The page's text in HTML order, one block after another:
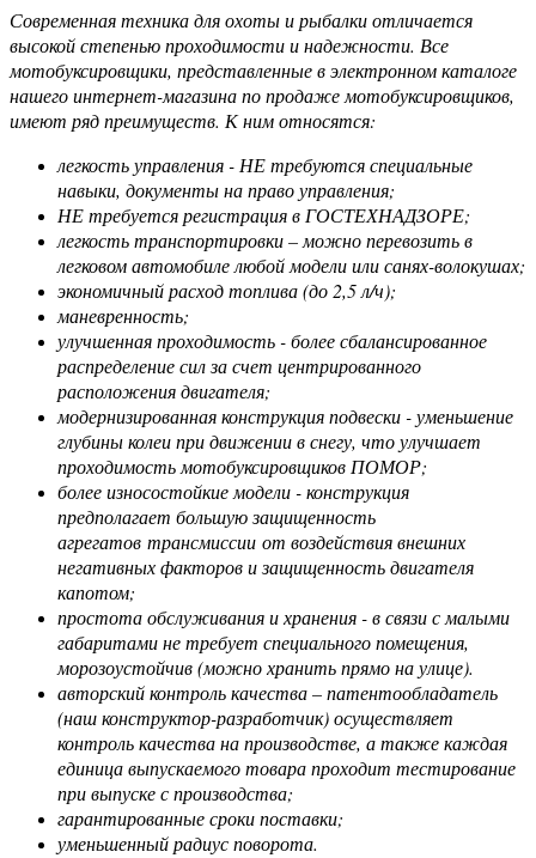
Современная техника для охоты и рыбалки отличается
высокой степенью проходимости и надежности. Все
мотобуксировщики, представленные в электронном каталоге
нашего интернет-магазина по продаже мотобуксировщиков,
имеют ряд преимуществ. К ним относятся:
легкость управления - НЕ требуются специальные
навыки, документы на право управления;
НЕ требуется регистрация в ГОСТЕХНАДЗОРЕ;
легкость транспортировки – можно перевозить в
легковом автомобиле любой модели или санях-волокушах;
экономичный расход топлива (до 2,5 л/ч);
маневренность;
улучшенная проходимость - более сбалансированное
распределение сил за счет центрированного
расположения двигателя;
модернизированная конструкция подвески - уменьшение
глубины колеи при движении в снегу, что улучшает
проходимость мотобуксировщиков ПОМОР;
более износостойкие модели - конструкция
предполагает большую защищенность
агрегатов трансмиссии от воздействия внешних
негативных факторов и защищенность двигателя
капотом;
простота обслуживания и хранения - в связи с малыми
габаритами не требует специального помещения,
морозоустойчив (можно хранить прямо на улице).
авторский контроль качества – патентообладатель
(наш конструктор-разработчик) осуществляет
контроль качества на производстве, а также каждая
единица выпускаемого товара проходит тестирование
при выпуске с производства;
гарантированные сроки поставки;
уменьшенный радиус поворота.